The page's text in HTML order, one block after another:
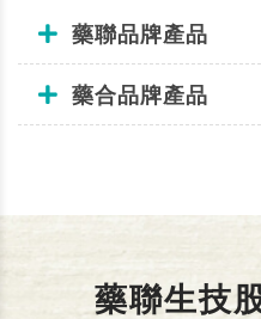
藥聯品牌產品
藥合品牌產品
藥聯生技